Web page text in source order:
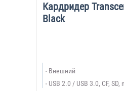
Кардридер
Black
Внешний
USB 2.0 / USB 3.0, CF, SD,